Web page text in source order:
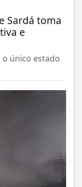
Sardá toma
e
o único estado